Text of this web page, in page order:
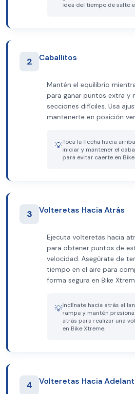
idea del tiempo de salto
2 Caballitos
Mantén el equilibrio
para ganar puntos extra y
secciones difíciles. Usa
mantenerte en posición
💡Toca la flecha hacia
iniciar y mantener el
para evitar caerte en
3 Volteretas Hacia Atrás
Ejecuta volteretas hacia
para obtener puntos de
velocidad. Asegúrate de
tiempo en el aire para
forma segura en Bike
💡Inclínate hacia atrás al
rampa y mantén
atrás para realizar una
en Bike Xtreme.
4 Volteretas Hacia